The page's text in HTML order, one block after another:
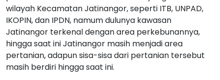
wilayah Kecamatan Jatinangor, seperti ITB, UNPAD,
IKOPIN, dan IPDN, namum dulunya kawasan
Jatinangor terkenal dengan area perkebunannya,
hingga saat ini Jatinangor masih menjadi area
pertanian, adapun sisa-sisa dari pertanian tersebut
masih berdiri hingga saat ini.